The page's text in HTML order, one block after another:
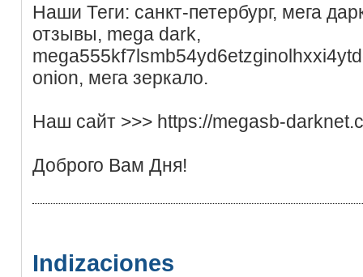
Наши Теги: санкт-петербург, мега
отзывы, mega dark,
onion, мега зеркало.
Наш сайт >>> https://megasb-
Доброго Вам Дня!
Indizaciones